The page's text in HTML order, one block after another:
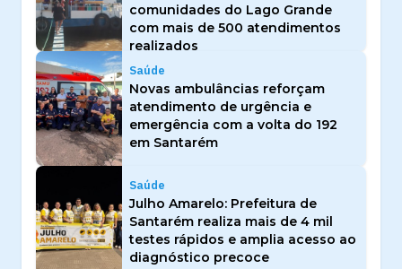
comunidades do Lago Grande
com mais de 500 atendimentos
realizados
Saúde
Novas ambulâncias reforçam
atendimento de urgência e
emergência com a volta do 192
em Santarém
Saúde
Julho Amarelo: Prefeitura de
Santarém realiza mais de 4 mil
testes rápidos e amplia acesso ao
diagnóstico precoce